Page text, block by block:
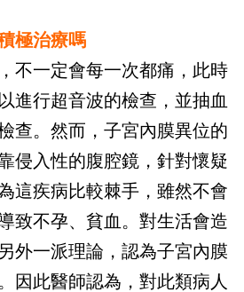
極治療嗎
不一定會每一次都痛，此時
進行超音波的檢查，並抽血
查。然而，子宮內膜異位的
侵入性的腹腔鏡，針對懷疑
這疾病比較棘手，雖然不會
致不孕、貧血。對生活會造
外一派理論，認為子宮內膜
因此醫師認為，對此類病人